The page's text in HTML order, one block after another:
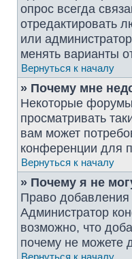
опрос всегда
отредактировать
или
менять варианты
Вернуться к началу
» Почему мне
Некоторые
просматривать
вам может
конференции для
Вернуться к началу
» Почему я не
Право
Администратор
возможно, что
почему не можете
Вернуться к началу